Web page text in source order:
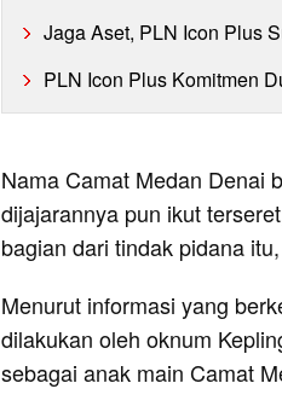
Jaga Aset, PLN Icon Plus
PLN Icon Plus Komitmen
Nama Camat Medan Denai
dijajarannya pun ikut
bagian dari tindak pidana
Menurut informasi yang
dilakukan oleh oknum
sebagai anak main Camat